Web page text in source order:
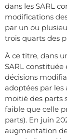
dans les SARL
modifications
par un ou
trois quarts des
À ce titre, dans
SARL
décisions
adoptées par les
moitié des parts
faible que celle
parts). En juin
augmentation